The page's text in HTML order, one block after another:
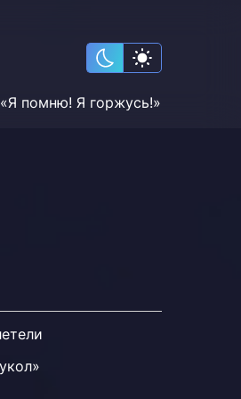
«Я помню! Я горжусь!»